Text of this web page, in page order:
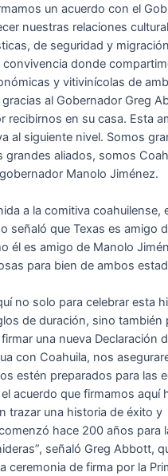
un acuerdo con el
nuestras relaciones
de seguridad y
donde
y vitivinícolas de
al Gobernador Greg
recibirnos en su casa. Esta
al siguiente nivel. Somos
grandes aliados, somos
Manolo Jiménez.
a la comitiva coahuilense,
señaló que Texas es amigo
él es amigo de Manolo
para bien de ambos
no solo para celebrar esta
de duración, sino también
una nueva Declaración
con Coahuila, nos
estén preparados para las
acuerdo que firmamos aquí
trazar una historia de éxito y
hace 200 años para
señaló Greg Abbott,
ceremonia de firma por la